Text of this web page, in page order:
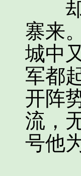
却
寨来
城中
军都
开阵
流，
号他